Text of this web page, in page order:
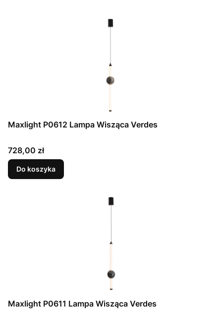
Maxlight P0612 Lampa Wisząca Verdes
Cena
728,00 zł
Do koszyka
Maxlight P0611 Lampa Wisząca Verdes